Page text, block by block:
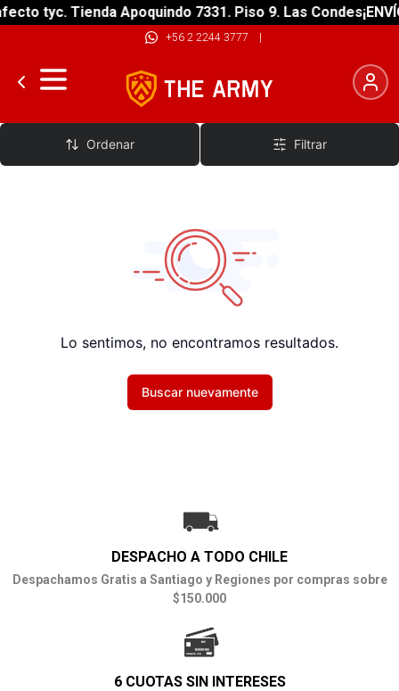
tyc. Tienda Apoquindo 7331. Piso 9. Las Condes
+56 2 2244 3777 |
Pantalon
Ordenar Filtrar
Lo sentimos, no encontramos resultados.
Buscar nuevamente
DESPACHO A TODO CHILE
Despachamos Gratis a Santiago y Regiones por compras sobre
$150.000
6 CUOTAS SIN INTERESES